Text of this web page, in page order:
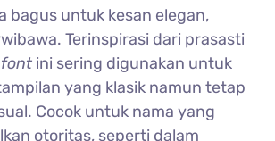
bagus untuk kesan elegan,
Terinspirasi dari prasasti
font ini sering digunakan untuk
yang klasik namun tetap
Cocok untuk nama yang
otoritas, seperti dalam